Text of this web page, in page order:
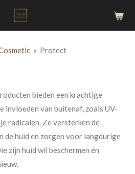
» Protect
bieden een krachtige
invloeden van buitenaf, zoals UV-
radicalen. Ze versterken de
de huid en zorgen voor langdurige
zijn huid wil beschermen én